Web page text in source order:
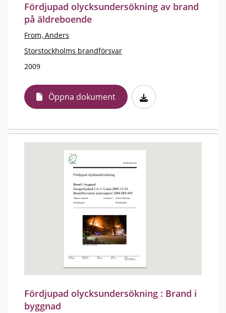
Fördjupad olycksundersökning av brand
på äldreboende
From, Anders
Storstockholms brandförsvar
2009
Öppna dokument
Fördjupad olycksundersökning : Brand i
byggnad